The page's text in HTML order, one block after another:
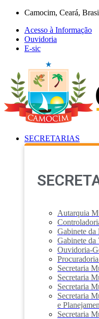
conteúdo
Camocim, Ceará,
Acesso à Informação
Ouvidoria
E-sic
SECRETARIAS
Autarquia
Gabinete da
Gabinete da
Ouvidoria-
Secretaria
Secretaria
Secretaria
Secretaria
e
Secretaria